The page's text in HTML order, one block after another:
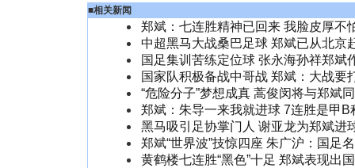
■相关新闻
郑斌：七连胜精神已回来 我脸皮厚不
中超黑马大战桑巴足球 郑斌已从北京
国足集训苦练定位球 张永海孙祥郑斌
国家队积极备战中哥战 郑斌：大战要
“危险分子”梦想成真 蒿俊闵将与郑斌
郑斌：朱导一来我就进球 7连胜是甲B
黑马吸引足协掌门人 谢亚龙为郑斌进
郑斌“世界波”技惊四座 朱广沪：国足
黄鹤楼七连胜“黑色”十足 郑斌表现出